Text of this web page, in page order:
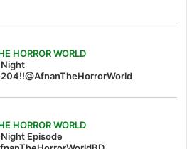
HORROR WORLD
HORROR WORLD
Episode